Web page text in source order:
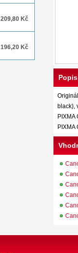
209,80 Kč
196,20 Kč
black),
PIXMA
PIXMA